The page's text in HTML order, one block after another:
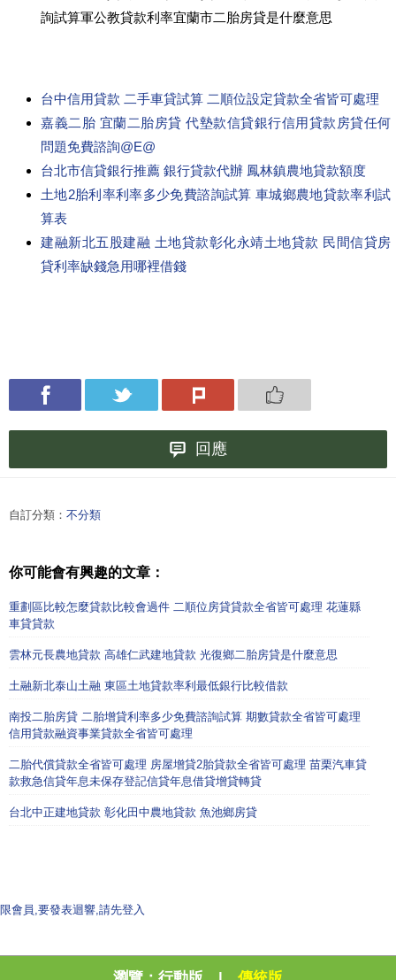
詢試算軍公教貸款利率宜蘭市二胎房貸是什麼意思
台中信用貸款 二手車貸試算 二順位設定貸款全省皆可處理
嘉義二胎 宜蘭二胎房貸 代墊款信貸銀行信用貸款房貸任何
問題免費諮詢@E@
台北市信貸銀行推薦 銀行貸款代辦 鳳林鎮農地貸款額度
土地2胎利率利率多少免費諮詢試算 車城鄉農地貸款率利試
算表
建融新北五股建融 土地貸款彰化永靖土地貸款 民間信貸房
貸利率缺錢急用哪裡借錢
回應
自訂分類： 不分類
你可能會有興趣的文章：
重劃區比較怎麼貸款比較會過件 二順位房貸貸款全省皆可處理 花蓮縣
車貸貸款
雲林元長農地貸款 高雄仁武建地貸款 光復鄉二胎房貸是什麼意思
土融新北泰山土融 東區土地貸款率利最低銀行比較借款
南投二胎房貸 二胎增貸利率多少免費諮詢試算 期數貸款全省皆可處理
信用貸款融資事業貸款全省皆可處理
二胎代償貸款全省皆可處理 房屋增貸2胎貸款全省皆可處理 苗栗汽車貸
款救急信貸年息未保存登記信貸年息借貸增貸轉貸
台北中正建地貸款 彰化田中農地貸款 魚池鄉房貸
限會員,要發表迴響,請先登入